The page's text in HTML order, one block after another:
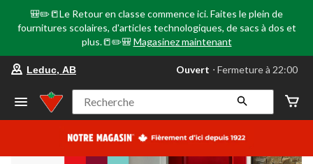
🎒✏️📒Le Retour en classe commence ici. Faites le plein de
fournitures scolaires, d'articles technologiques, de sacs à dos et
plus.📒✏️🎒 Magasinez maintenant
votre
préféré
Leduc,
AB,
courament
Fermeture
Leduc, AB Ouvert ⋅ Fermeture à 22:00
Recherche